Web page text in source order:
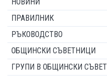
ПРАВИЛНИК
РЪКОВОДСТВО
ОБЩИНСКИ СЪВЕТНИЦИ
ГРУПИ В ОБЩИНСКИ СЪВЕТ